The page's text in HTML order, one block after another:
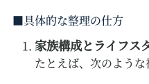
具体的な整理の仕方
家族構成とライフス
たとえば、次のような